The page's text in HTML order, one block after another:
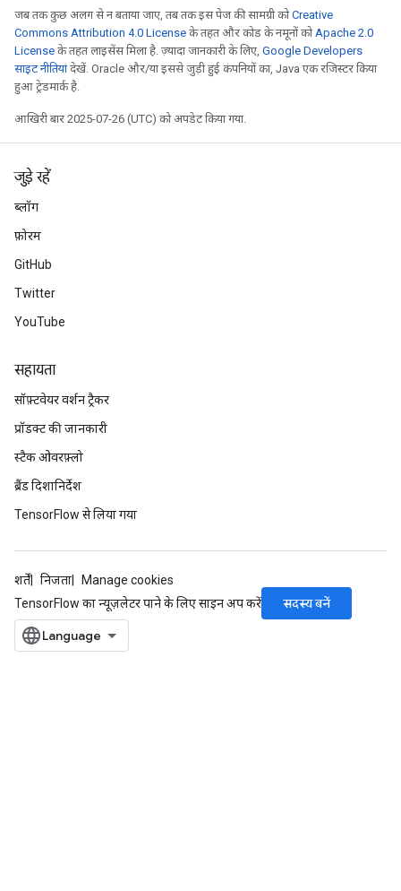
जब तक कुछ अलग से न बताया जाए, तब तक इस पेज की सामग्री कोCreative
Commons Attribution 4.0 License के तहत और कोड के नमूनों कोApache 2.0
License के तहत लाइसेंस मिला है. ज़्यादा जानकारी के लिए, Google Developers
साइट नीतियांदेखें. Oracle और/या इससे जुड़ी हुई कंपनियों का, Java एक रजिस्टर किया
हुआ ट्रेडमार्क है.
आखिरी बार 2025-07-26 (UTC) को अपडेट किया गया.
जुड़े रहें
ब्लॉग
फ़ोरम
GitHub
Twitter
YouTube
सहायता
सॉफ़्टवेयर वर्शन ट्रैकर
प्रॉडक्ट की जानकारी
स्टैक ओवरफ़्लो
ब्रैंड दिशानिर्देश
TensorFlow से लिया गया
शर्तें निजता
Manage cookies
TensorFlow का न्यूज़लेटर पाने के लिए साइन अप करें
सदस्य बनें